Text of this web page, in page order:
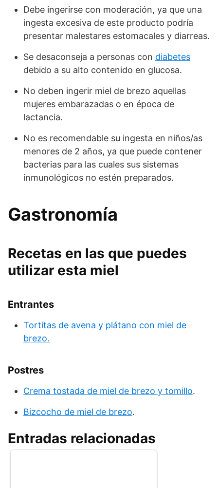
Debe ingerirse con moderación, ya que una
ingesta excesiva de este producto podría
presentar malestares estomacales y diarreas.
Se desaconseja a personas con diabetes
debido a su alto contenido en glucosa.
No deben ingerir miel de brezo aquellas
mujeres embarazadas o en época de
lactancia.
No es recomendable su ingesta en niños/as
menores de 2 años, ya que puede contener
bacterias para las cuales sus sistemas
inmunológicos no estén preparados.
Gastronomía
Recetas en las que puedes
utilizar esta miel
Entrantes
Tortitas de avena y plátano con miel de
brezo.
Postres
Crema tostada de miel de brezo y tomillo.
Bizcocho de miel de brezo.
Entradas relacionadas